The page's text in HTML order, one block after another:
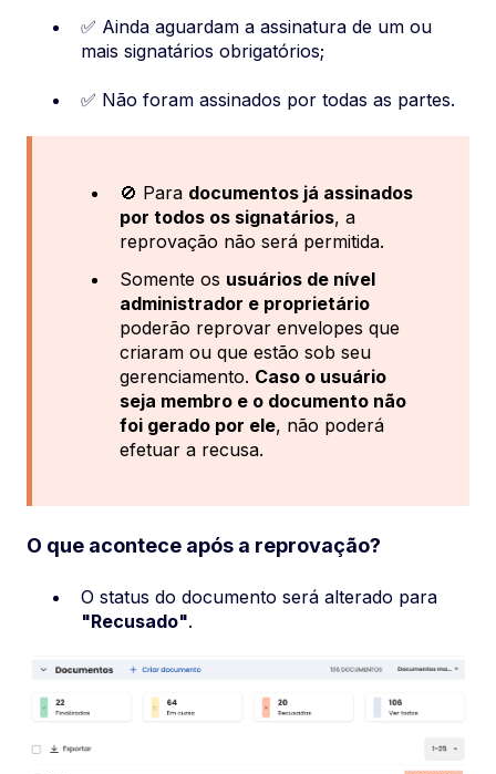
✅ Ainda aguardam a assinatura de um ou
mais signatários obrigatórios;
✅ Não foram assinados por todas as partes.
🚫 Para documentos já assinados
por todos os signatários, a
reprovação não será permitida.
Somente os usuários de nível
administrador e proprietário
poderão reprovar envelopes que
criaram ou que estão sob seu
gerenciamento. Caso o usuário
seja membro e o documento não
foi gerado por ele, não poderá
efetuar a recusa.
O que acontece após a reprovação?
O status do documento será alterado para
"Recusado".